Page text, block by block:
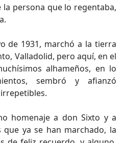
persona que lo regentaba,
de 1931, marchó a la tierra
Valladolid, pero aquí, en el
alhameños, en lo
sembró y afianzó
homenaje a don Sixto y a
ya se han marchado, la